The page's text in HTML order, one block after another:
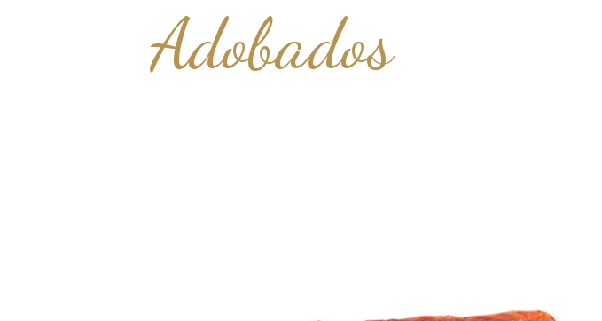
Adobados